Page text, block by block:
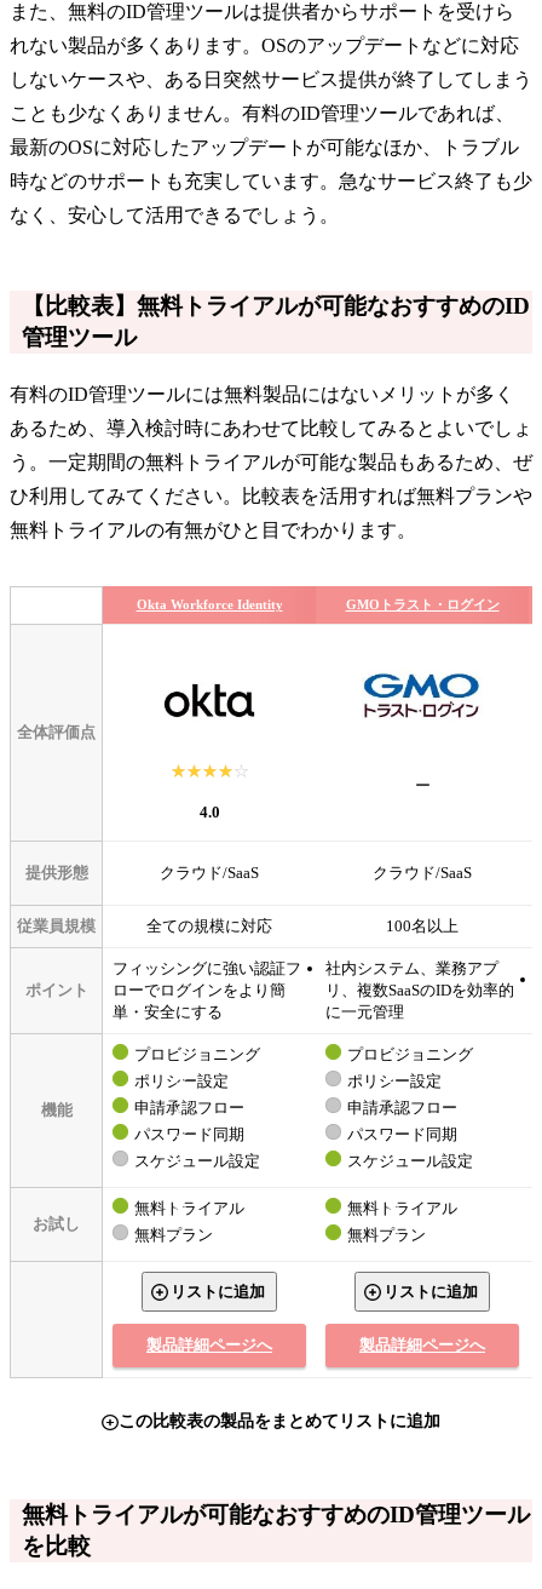
また、無料のID管理ツールは提供者からサポートを受けら
れない製品が多くあります。OSのアップデートなどに対応
しないケースや、ある日突然サービス提供が終了してしまう
ことも少なくありません。有料のID管理ツールであれば、
最新のOSに対応したアップデートが可能なほか、トラブル
時などのサポートも充実しています。急なサービス終了も少
なく、安心して活用できるでしょう。
【比較表】無料トライアルが可能なおすすめのID
管理ツール
有料のID管理ツールには無料製品にはないメリットが多く
あるため、導入検討時にあわせて比較してみるとよいでしょ
う。一定期間の無料トライアルが可能な製品もあるため、ぜ
ひ利用してみてください。比較表を活用すれば無料プランや
無料トライアルの有無がひと目でわかります。
Okta Workforce Identity GMOトラスト・ログイン
全体評価点
☆☆☆☆☆
★★★★★
4.0
ー
提供形態 クラウド/SaaS クラウド/SaaS
従業員規模 全ての規模に対応 100名以上
ポイント
フィッシングに強い認証フ
ローでログインをより簡
単・安全にする
社内システム、業務アプ
リ、複数SaaSのIDを効率的
に一元管理
機能
プロビジョニング
ポリシー設定
申請承認フロー
パスワード同期
スケジュール設定
プロビジョニング
ポリシー設定
申請承認フロー
パスワード同期
スケジュール設定
お試し
無料トライアル
無料プラン
無料トライアル
無料プラン
リストに追加
製品詳細ページへ
リストに追加
製品詳細ページへ
この比較表の製品をまとめてリストに追加
無料トライアルが可能なおすすめのID管理ツール
を比較